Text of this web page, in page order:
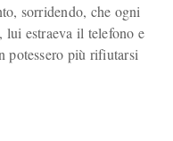
sorridendo, che ogni
lui estraeva il telefono e
potessero più rifiutarsi